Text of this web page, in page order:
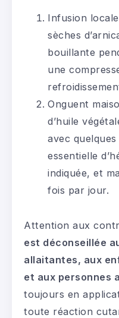
Infusion
sèches
bouillante
une
Onguent
d’huile
avec quelques
essentielle
indiquée, et
fois par jour.
Attention aux
est déconseillée
allaitantes, aux
et aux personnes
toujours en
toute réaction